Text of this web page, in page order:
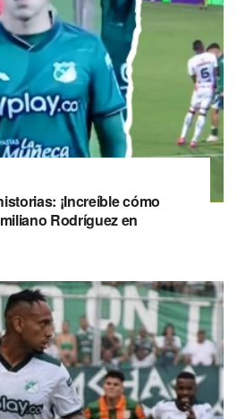
¡Increíble cómo
Rodríguez en